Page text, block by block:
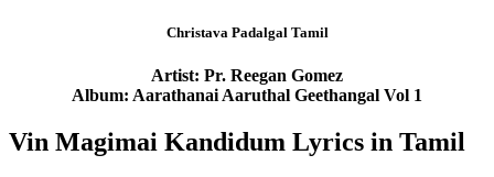
Christava Padalgal Tamil
Artist: Pr. Reegan Gomez
Album: Aarathanai Aaruthal Geethangal Vol 1
Vin Magimai Kandidum Lyrics in Tamil